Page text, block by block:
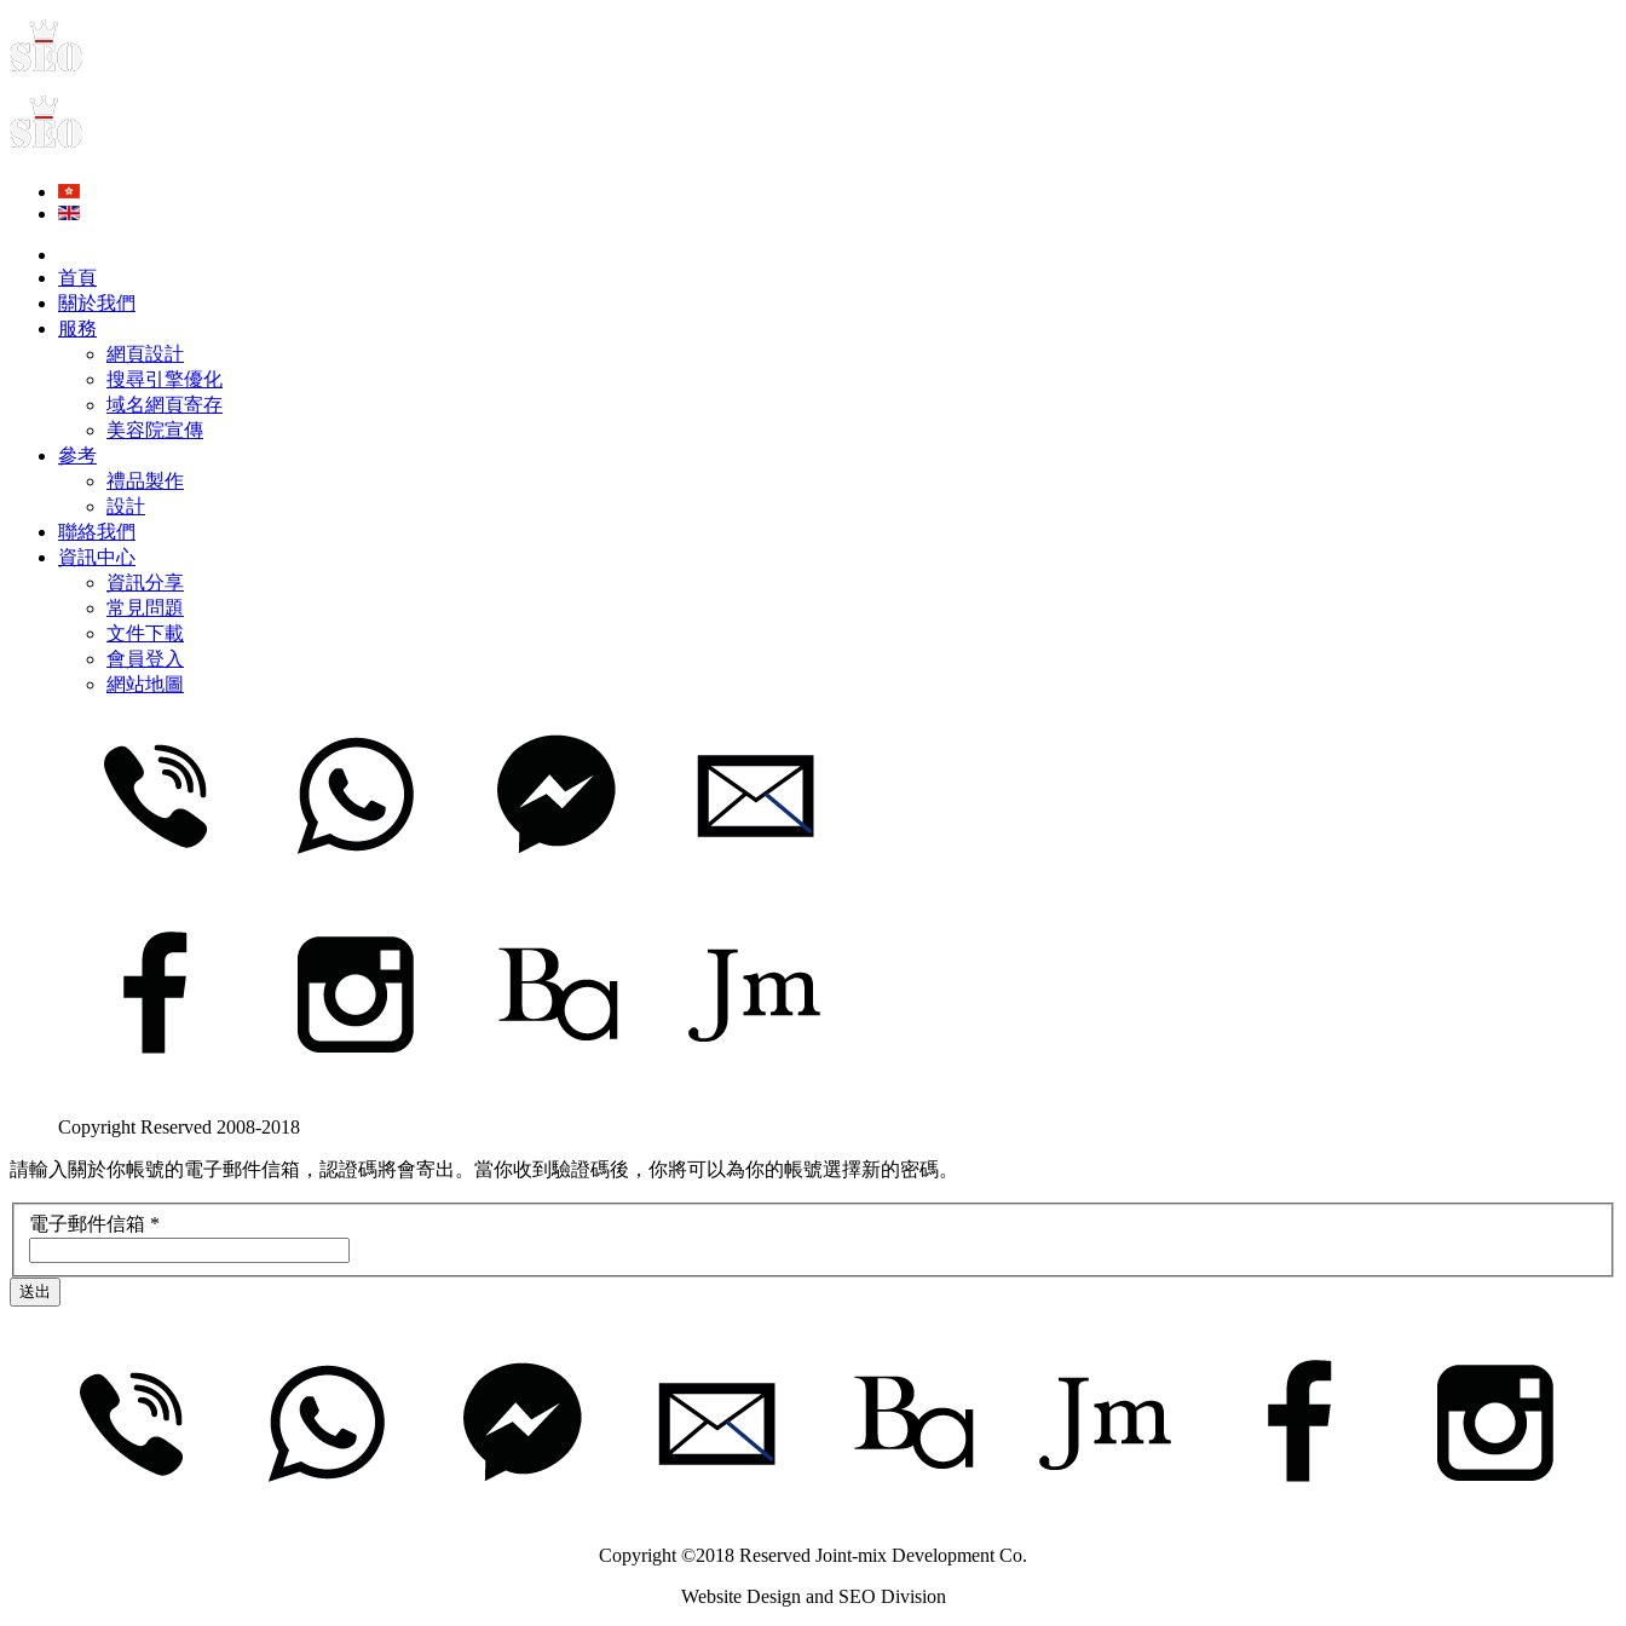
首頁
關於我們
服務
網頁設計
搜尋引擎優化
域名網頁寄存
美容院宣傳
參考
禮品製作
設計
聯絡我們
資訊中心
資訊分享
常見問題
文件下載
會員登入
網站地圖
Copyright Reserved 2008-2018
請輸入關於你帳號的電子郵件信箱，認證碼將會寄出。當你收到驗證碼後，你將可以為你的帳號選擇新的密碼。
電子郵件信箱 *
送出
Copyright ©2018 Reserved Joint-mix Development Co.
Website Design and SEO Division